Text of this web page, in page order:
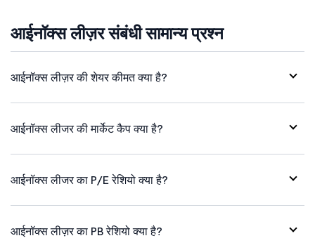
आईनॉक्स लीज़र संबंधी सामान्य प्रश्न
आईनॉक्स लीज़र की शेयर कीमत क्या है?
आईनॉक्स लीजर की मार्केट कैप क्या है?
आईनॉक्स लीजर का P/E रेशियो क्या है?
आईनॉक्स लीज़र का PB रेशियो क्या है?